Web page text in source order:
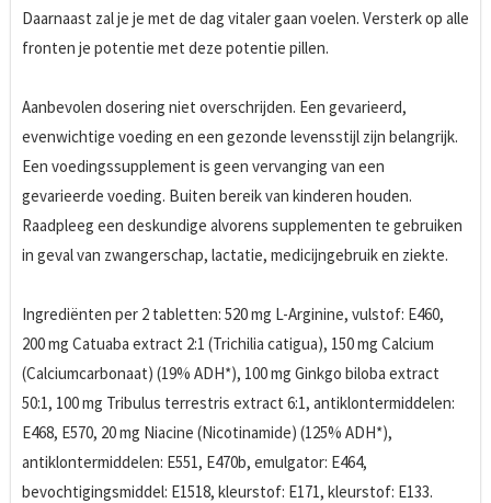
Daarnaast zal je je met de dag vitaler gaan voelen. Versterk op alle
fronten je potentie met deze potentie pillen.
Aanbevolen dosering niet overschrijden. Een gevarieerd,
evenwichtige voeding en een gezonde levensstijl zijn belangrijk.
Een voedingssupplement is geen vervanging van een
gevarieerde voeding. Buiten bereik van kinderen houden.
Raadpleeg een deskundige alvorens supplementen te gebruiken
in geval van zwangerschap, lactatie, medicijngebruik en ziekte.
Ingrediënten per 2 tabletten: 520 mg L-Arginine, vulstof: E460,
200 mg Catuaba extract 2:1 (Trichilia catigua), 150 mg Calcium
(Calciumcarbonaat) (19% ADH*), 100 mg Ginkgo biloba extract
50:1, 100 mg Tribulus terrestris extract 6:1, antiklontermiddelen:
E468, E570, 20 mg Niacine (Nicotinamide) (125% ADH*),
antiklontermiddelen: E551, E470b, emulgator: E464,
bevochtigingsmiddel: E1518, kleurstof: E171, kleurstof: E133.